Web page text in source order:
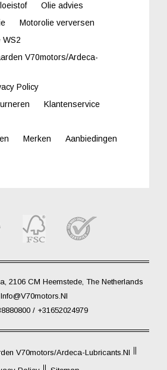
Olie advies
Motorolie verversen
WS2
V70motors/Ardeca-
Policy
Klantenservice
Merken
Aanbiedingen
2106 CM Heemstede, The Netherlands
Info@V70motors.nl
/ +31652024979
V70motors/Ardeca-Lubricants.nl